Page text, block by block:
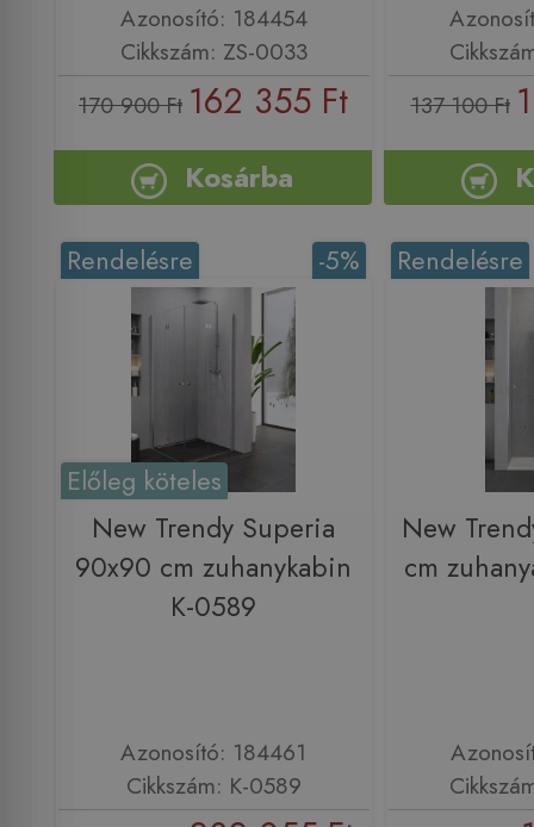
Azonosító: 184454
Cikkszám: ZS-0033
170 900 Ft 162 355 Ft
Kosárba
137 100 Ft
-5%
Rendelésre
Előleg köteles
New Trendy Superia
90x90 cm zuhanykabin
K-0589
Azonosító: 184461
Cikkszám: K-0589
Rendelésre
New
cm